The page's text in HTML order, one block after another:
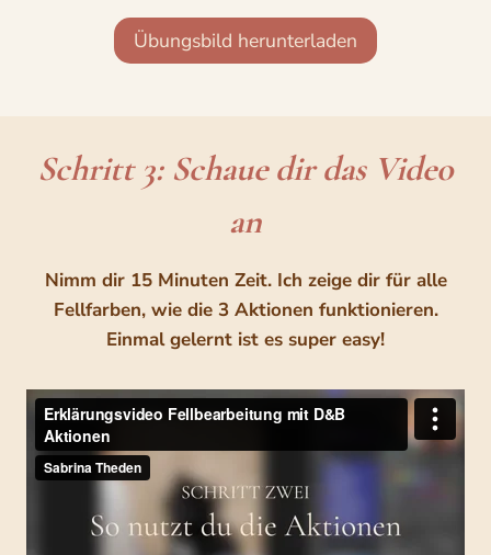
Übungsbild herunterladen
Schritt 3: Schaue dir das Video
an
Nimm dir 15 Minuten Zeit. Ich zeige dir für alle
Fellfarben, wie die 3 Aktionen funktionieren.
Einmal gelernt ist es super easy!